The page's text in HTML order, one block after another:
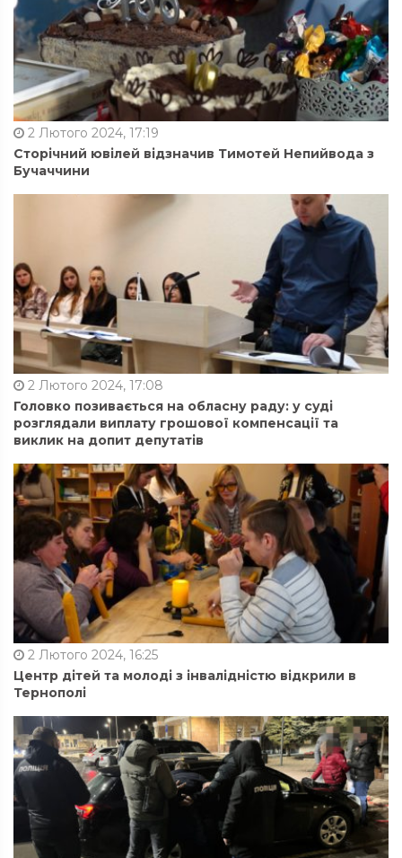
2 Лютого 2024, 17:19
Сторічний ювілей відзначив Тимотей Непийвода з
Бучаччини
2 Лютого 2024, 17:08
Головко позивається на обласну раду: у суді
розглядали виплату грошової компенсації та
виклик на допит депутатів
2 Лютого 2024, 16:25
Центр дітей та молоді з інвалідністю відкрили в
Тернополі